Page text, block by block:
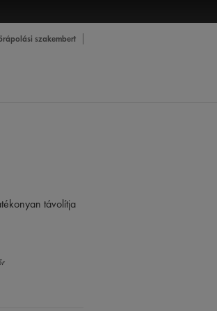
szakembert
távolítja